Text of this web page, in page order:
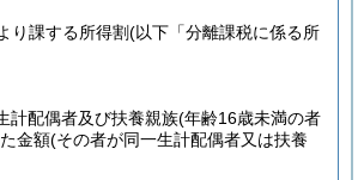
り課する所得割(以下「分離課税に係る所
計配偶者及び扶養親族(年齢16歳未満の者
金額(その者が同一生計配偶者又は扶養